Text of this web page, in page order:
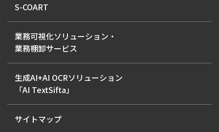
S-COART
業務可視化ソリューション・
業務棚卸サービス
生成AI+AI OCRソリューション
「AI TextSifta」
サイトマップ